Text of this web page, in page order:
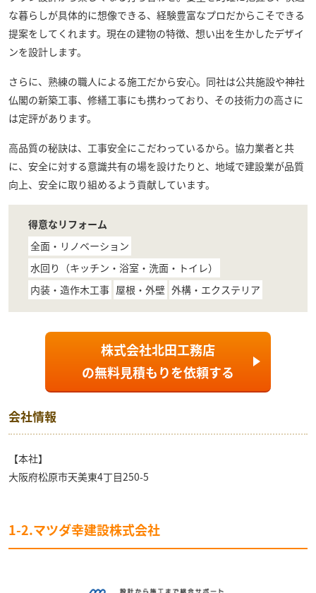
な暮らしが具体的に想像できる、経験豊富なプロだからこそできる
提案をしてくれます。現在の建物の特徴、想い出を生かしたデザイ
ンを設計します。
さらに、熟練の職人による施工だから安心。同社は公共施設や神社
仏閣の新築工事、修繕工事にも携わっており、その技術力の高さに
は定評があります。
高品質の秘訣は、工事安全にこだわっているから。協力業者と共
に、安全に対する意識共有の場を設けたりと、地域で建設業が品質
向上、安全に取り組めるよう貢献しています。
得意なリフォーム
全面・リノベーション
水回り（キッチン・浴室・洗面・トイレ）
内装・造作木工事 屋根・外壁 外構・エクステリア
株式会社北田工務店
の無料見積もりを依頼する
会社情報
【本社】
大阪府松原市天美東4丁目250-5
1-2.マツダ幸建設株式会社